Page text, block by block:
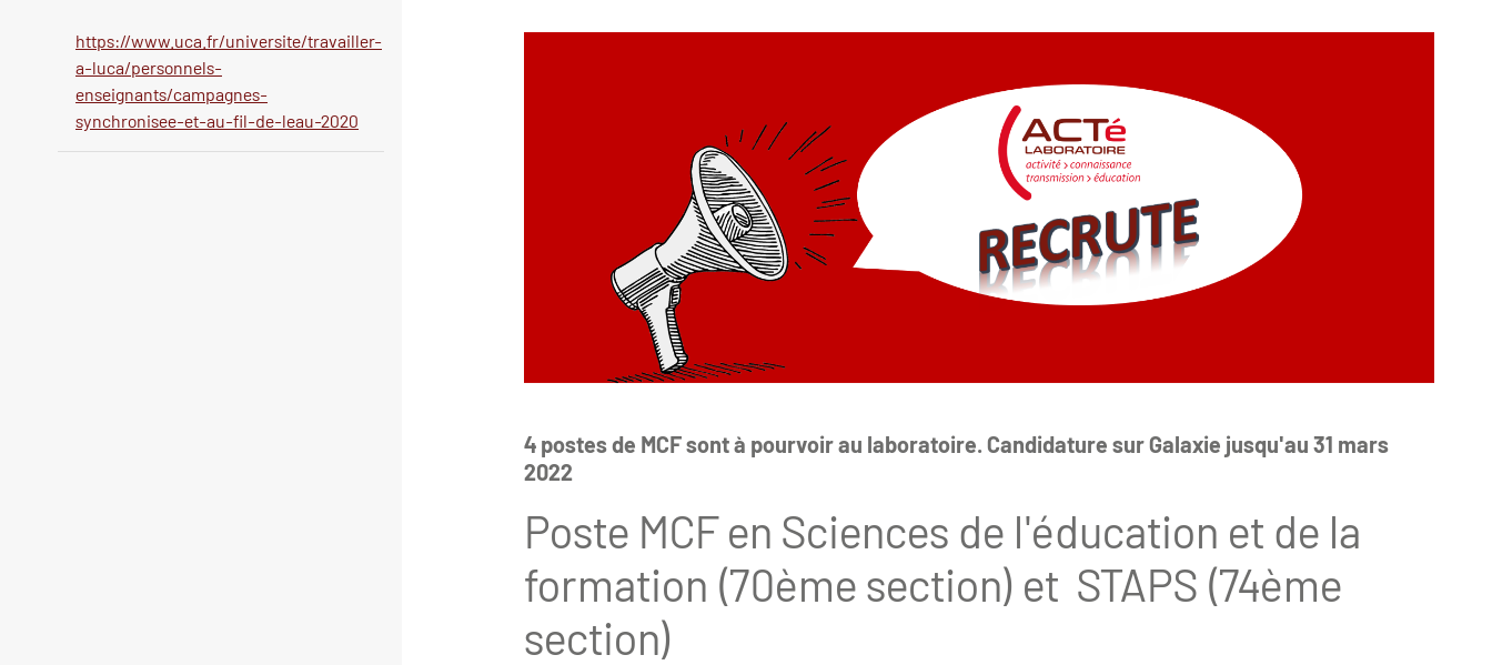
4 postes de MCF sont à pourvoir au laboratoire. Candidature sur Galaxie jusqu'au 31 mars
2022
Poste MCF en Sciences de l'éducation et de la
formation (70ème section) et STAPS (74ème
section)
https://www.uca.fr/universite/travailler-
a-luca/personnels-
enseignants/campagnes-
synchronisee-et-au-fil-de-leau-2020